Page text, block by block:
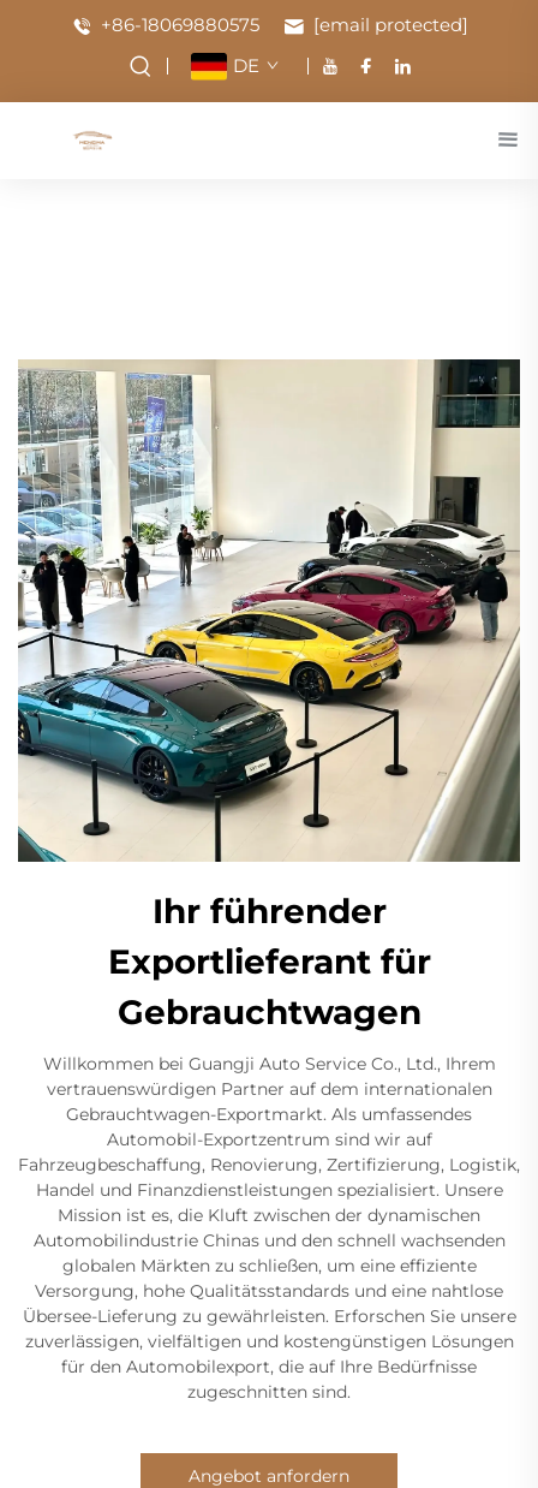
+86-18069880575
[email protected]
DE
Ihr führender
Exportlieferant für
Gebrauchtwagen
Willkommen bei Guangji Auto Service Co., Ltd., Ihrem
vertrauenswürdigen Partner auf dem internationalen
Gebrauchtwagen-Exportmarkt. Als umfassendes
Automobil-Exportzentrum sind wir auf
Fahrzeugbeschaffung, Renovierung, Zertifizierung, Logistik,
Handel und Finanzdienstleistungen spezialisiert. Unsere
Mission ist es, die Kluft zwischen der dynamischen
Automobilindustrie Chinas und den schnell wachsenden
globalen Märkten zu schließen, um eine effiziente
Versorgung, hohe Qualitätsstandards und eine nahtlose
Übersee-Lieferung zu gewährleisten. Erforschen Sie unsere
zuverlässigen, vielfältigen und kostengünstigen Lösungen
für den Automobilexport, die auf Ihre Bedürfnisse
zugeschnitten sind.
Angebot anfordern